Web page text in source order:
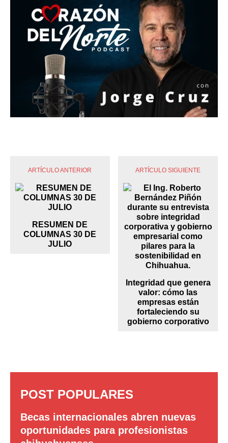
ARTÍCULO ANTERIOR
RESUMEN DE
COLUMNAS 30 DE
JULIO
ARTÍCULO SIGUIENTE
Integridad que genera
valor: cómo las
empresas están
fortaleciendo su
gobierno corporativo
POST POPULARES
Becas internacionales abren nuevas
oportunidades para profesionistas